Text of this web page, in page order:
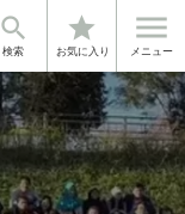

検索
star
お気に入り

メニュー